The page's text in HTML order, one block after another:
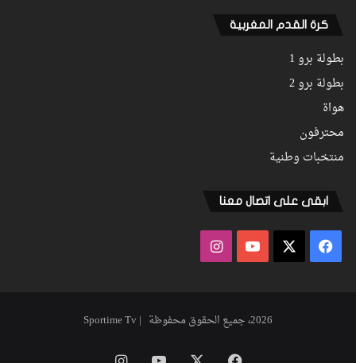
كرة القدم المغربية
بطولة برو 1
بطولة برو 2
هواة
محترفون
منتخبات وطنية
ابقى على اتصال معنا
فيسبوك ‫YouTubeانستقرام
2026، جميع الحقوق محفوظة | Sportime Tv